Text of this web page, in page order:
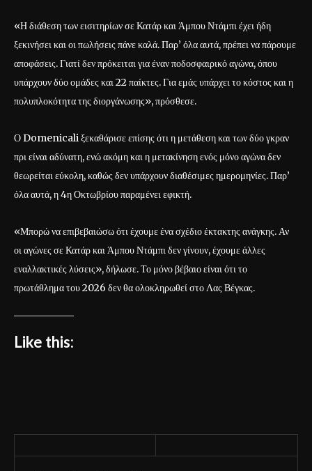
«Η διάθεση των εισιτηρίων σε Κατάρ και Άμπου Ντάμπι έχει ήδη
ξεκινήσει και οι πωλήσεις πάνε καλά. Παρ’ όλα αυτά, πρέπει να πάρουμε
αποφάσεις. Γιατί δεν πρόκειται για έναν ποδοσφαιρικό αγώνα, όπου
υπάρχουν δύο ομάδες και 22 παίκτες. Για εμάς υπάρχει το κόστος και η
πολυπλοκότητα της διοργάνωσης», πρόσθεσε.
Ο Domenicali ξεκαθάρισε επίσης ότι η μετάθεση και των δύο γκραν
πρι είναι αδύνατη, ενώ ακόμη και η μετακίνηση ενός μόνο αγώνα δεν
θεωρείται εύκολη, καθώς δεν υπάρχουν διαθέσιμες ημερομηνίες. Παρ’
όλα αυτά, η 4η Οκτωβρίου παραμένει εφικτή.
«Μπορώ να επιβεβαιώσω ότι έχουμε ένα σχέδιο έκτακτης ανάγκης. Αν
οι αγώνες σε Κατάρ και Άμπου Ντάμπι δεν γίνουν, έχουμε άλλες
εναλλακτικές λύσεις», δήλωσε. Το μόνο βέβαιο είναι ότι το
πρωτάθλημα του 2026 δεν θα ολοκληρωθεί στο Λας Βέγκας.
Like this: